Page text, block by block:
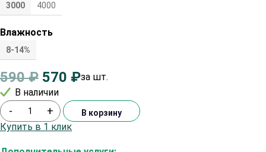
3000 4000
Влажность
8-14%
590₽ 570 ₽за шт.
В наличии
- + В корзину
Купить в 1 клик